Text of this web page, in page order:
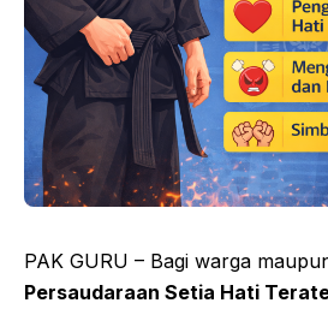
PAK GURU – Bagi warga
Persaudaraan Setia Hati